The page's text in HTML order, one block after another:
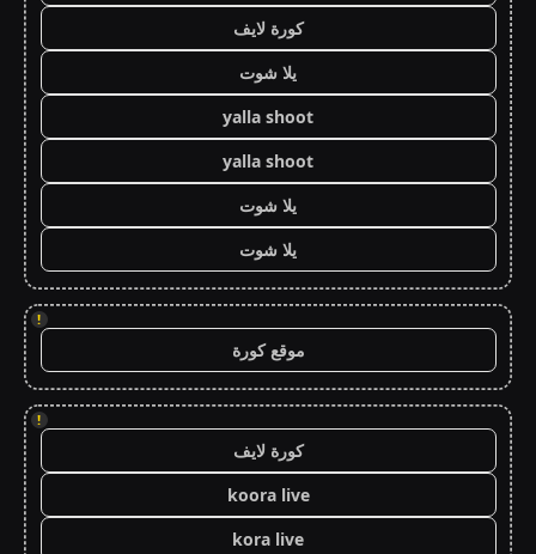
كورة لايف
يلا شوت
yalla shoot
yalla shoot
يلا شوت
يلا شوت
!
موقع كورة
!
كورة لايف
koora live
kora live